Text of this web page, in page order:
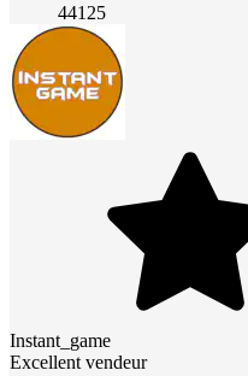
44125
Instant_game
Excellent vendeur